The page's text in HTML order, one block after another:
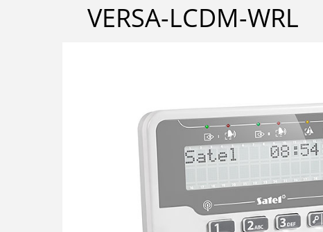
VERSA-LCDM-WRL